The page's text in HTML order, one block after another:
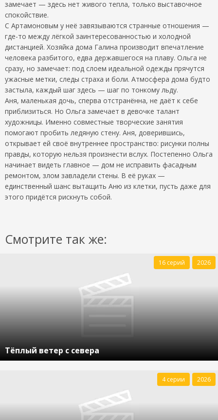
замечает — здесь нет живого тепла, только выставочное
спокойствие.
С Артамоновым у неё завязываются странные отношения —
где-то между лёгкой заинтересованностью и холодной
дистанцией. Хозяйка дома Галина производит впечатление
человека разбитого, едва державшегося на плаву. Ольга не
сразу, но замечает: под слоем идеальной одежды прячутся
ужасные метки, следы страха и боли. Атмосфера дома будто
застыла, каждый шаг здесь — шаг по тонкому льду.
Аня, маленькая дочь, сперва отстранённа, не даёт к себе
приблизиться. Но Ольга замечает в девочке талант
художницы. Именно совместные творческие занятия
помогают пробить ледяную стену. Аня, доверившись,
открывает ей своё внутреннее пространство: рисунки полны
правды, которую нельзя произнести вслух. Постепенно Ольга
начинает видеть главное — дом не исправить фасадным
ремонтом, злом завладели стены. В её руках —
единственный шанс вытащить Аню из клетки, пусть даже для
этого придётся рискнуть собой.
Смотрите так же:
Тёплый ветер с севера
16 серий 2026
4 серии 2026